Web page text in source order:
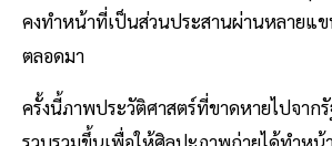
คงทำหน้าที่เป็นส่วนประสานผ่านหลายแข
ตลอดมา
ครั้งนี้ภาพประวัติศาสตร์ที่ขาดหายไปจาก